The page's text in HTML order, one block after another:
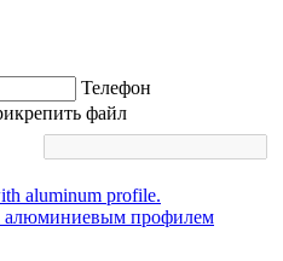
Телефон
файл
алюминиевым профилем